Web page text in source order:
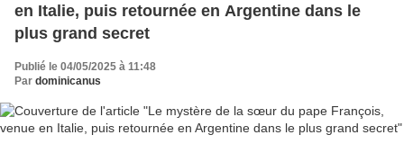
en Italie, puis retournée en Argentine dans le
plus grand secret
Publié le 04/05/2025 à 11:48
Par dominicanus